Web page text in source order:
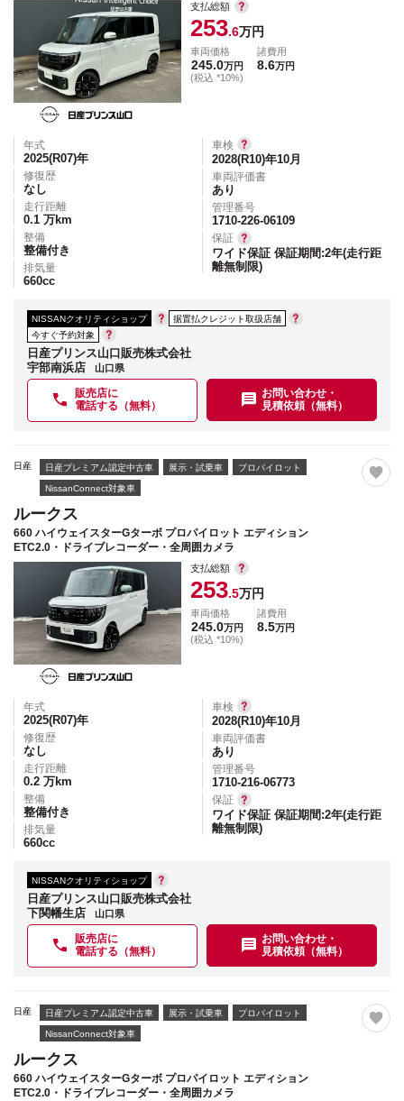
支払総額
253.6万円
車両価格
245.0万円
(税込 *10%)
諸費用
8.6万円
年式
2025(R07)年
修復歴
なし
走行距離
0.1 万km
整備
整備付き
排気量
660cc
車検
2028(R10)年10月
車両評価書
あり
管理番号
1710-226-06109
保証
ワイド保証 保証期間:2年(走行距
離無制限)
NISSANクオリティショップ
据置払クレジット取扱店舗
今すぐ予約対象
日産プリンス山口販売株式会社
宇部南浜店
山口県
販売店に
電話する（無料）
お問い合わせ・
見積依頼（無料）
日産 日産プレミアム認定中古車 展示・試乗車 プロパイロット
NissanConnect対象車
ルークス
660 ハイウェイスターGターボ プロパイロット エディション
ETC2.0・ドライブレコーダー・全周囲カメラ
支払総額
253.5万円
車両価格
245.0万円
(税込 *10%)
諸費用
8.5万円
年式
2025(R07)年
修復歴
なし
走行距離
0.2 万km
整備
整備付き
排気量
660cc
車検
2028(R10)年10月
車両評価書
あり
管理番号
1710-216-06773
保証
ワイド保証 保証期間:2年(走行距
離無制限)
NISSANクオリティショップ
日産プリンス山口販売株式会社
下関幡生店
山口県
販売店に
電話する（無料）
お問い合わせ・
見積依頼（無料）
日産 日産プレミアム認定中古車 展示・試乗車 プロパイロット
NissanConnect対象車
ルークス
660 ハイウェイスターGターボ プロパイロット エディション
ETC2.0・ドライブレコーダー・全周囲カメラ